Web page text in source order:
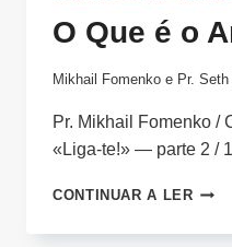
O Que é o
Mikhail Fomenko e Pr.
Pr. Mikhail Fomenko /
«Liga-te!» — parte 2 /
CONTINUAR A LERO
É